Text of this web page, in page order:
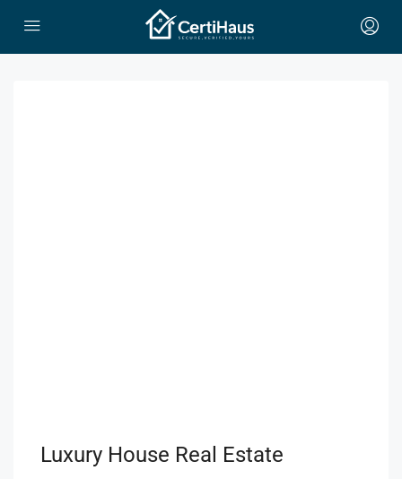
Luxury House Real Estate